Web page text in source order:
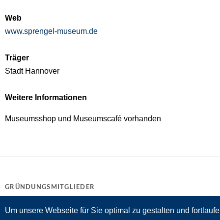
Web
www.sprengel-museum.de
Träger
Stadt Hannover
Weitere Informationen
Museumsshop und Museumscafé vorhanden
GRÜNDUNGSMITGLIEDER
Um unsere Webseite für Sie optimal zu gestalten und